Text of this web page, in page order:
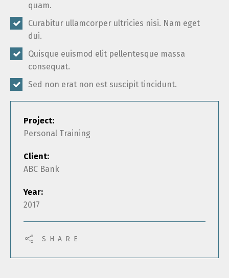
quam.
Curabitur ullamcorper ultricies nisi. Nam eget
dui.
Quisque euismod elit pellentesque massa
consequat.
Sed non erat non est suscipit tincidunt.
Project:
Personal Training
Client:
ABC Bank
Year:
2017
SHARE